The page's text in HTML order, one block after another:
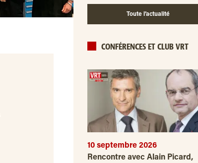
Toute l’actualité
CONFÉRENCES ET CLUB VRT
10 septembre 2026
Rencontre avec Alain Picard,